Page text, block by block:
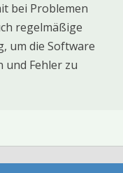
bei Problemen
regelmäßige
um die Software
und Fehler zu